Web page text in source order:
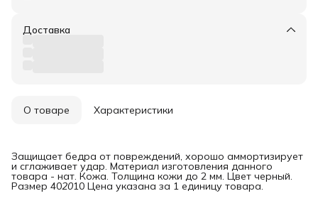
Доставка
О товаре Характеристики
Защищает бедра от повреждений, хорошо аммортизирует
и сглаживает удар. Материал изготовления данного
товара - нат. Кожа. Толщина кожи до 2 мм. Цвет черный.
Размер 402010 Цена указана за 1 единицу товара.